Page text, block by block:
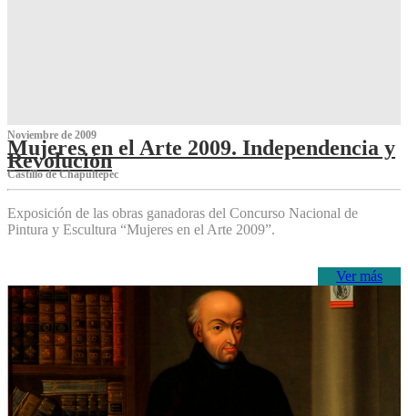
Noviembre de 2009
Mujeres en el Arte 2009. Independencia y
Revolución
Castillo de Chapultepec
Exposición de las obras ganadoras del Concurso Nacional de
Pintura y Escultura “Mujeres en el Arte 2009”.
Ver más